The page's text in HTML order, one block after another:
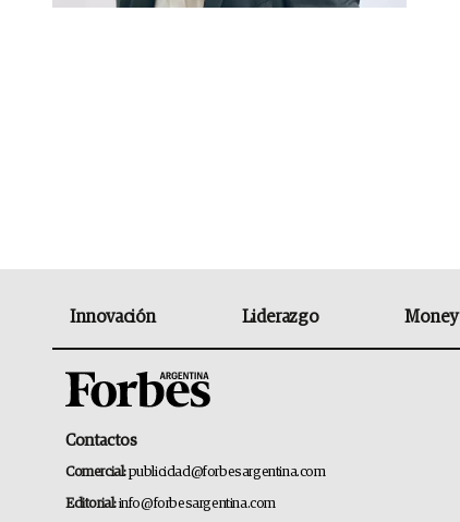
Innovación Liderazgo Money
Contactos
Comercial:publicidad@forbesargentina.com
Editorial:info@forbesargentina.com